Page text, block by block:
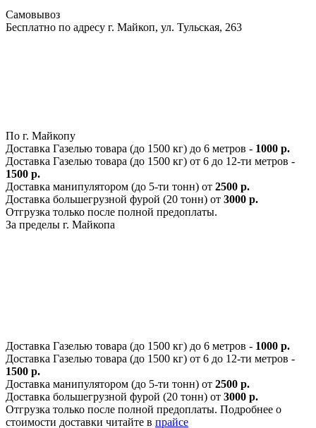
Самовывоз
Бесплатно по адресу г. Майкоп, ул. Тульская, 263
По г. Майкопу
Доставка Газелью товара (до 1500 кг) до 6 метров - 1000 р.
Доставка Газелью товара (до 1500 кг) от 6 до 12-ти метров -
1500 р.
Доставка манипулятором (до 5-ти тонн) от 2500 р.
Доставка большегрузной фурой (20 тонн) от 3000 р.
Отгрузка только после полной предоплаты.
За пределы г. Майкопа
Доставка Газелью товара (до 1500 кг) до 6 метров - 1000 р.
Доставка Газелью товара (до 1500 кг) от 6 до 12-ти метров -
1500 р.
Доставка манипулятором (до 5-ти тонн) от 2500 р.
Доставка большегрузной фурой (20 тонн) от 3000 р.
Отгрузка только после полной предоплаты. Подробнее о
стоимости доставки читайте в прайсе